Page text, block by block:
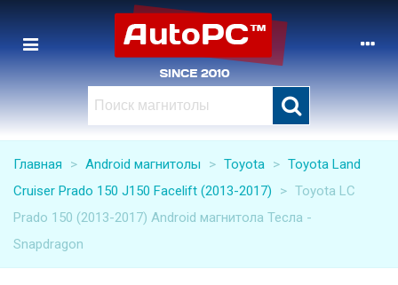
Главная > Android магнитолы > Toyota > Toyota Land
Cruiser Prado 150 J150 Facelift (2013-2017)
> Toyota LC
Prado 150 (2013-2017) Android магнитола Тесла -
Snapdragon